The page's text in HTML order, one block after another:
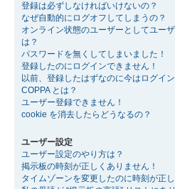
登録は必ずしなければいけないの？
なぜ自動的にログオフしてしまうの？
オンライン状態のユーザーとしてユー
は？
パスワードを無くしてしまいました！
登録したのにログインできません！
以前、登録したはずなのに今はログイ
COPPA とは？
ユーザー登録できません！
cookie を消去したらどうなるの？
ユーザー設定
ユーザー設定のやり方は？
掲示板の時刻が正しくありません！
タイムゾーンを変更したのに時刻が正